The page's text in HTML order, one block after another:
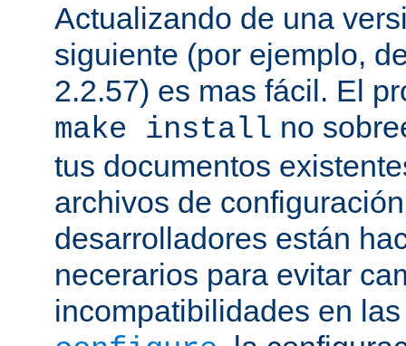
Actualizando de una
siguiente (por ejemplo,
2.2.57) es mas fácil. El
make install no
tus documentos
archivos de
desarrolladores están
necerarios para evitar
incompatibilidades en